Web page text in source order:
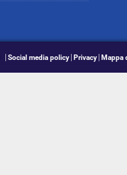
Social media policy Privacy Mappa